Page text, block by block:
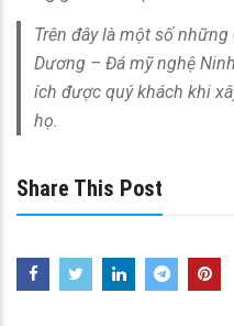
Trên đây là một số
Dương – Đá mỹ nghệ
ích được quý khách khi
họ.
Share This Post